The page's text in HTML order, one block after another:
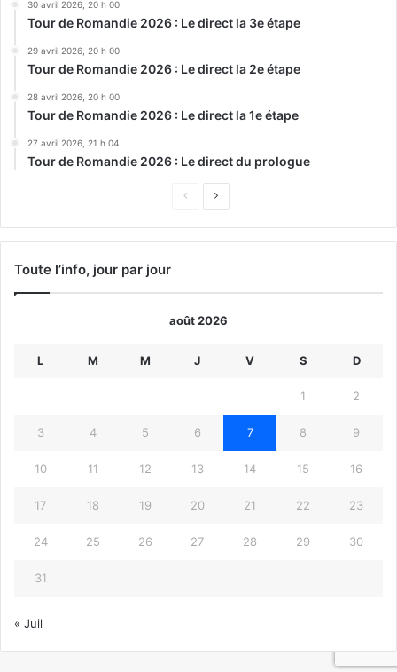
30 avril 2026, 20 h 00
Tour de Romandie 2026 : Le direct la 3e étape
29 avril 2026, 20 h 00
Tour de Romandie 2026 : Le direct la 2e étape
28 avril 2026, 20 h 00
Tour de Romandie 2026 : Le direct la 1e étape
27 avril 2026, 21 h 04
Tour de Romandie 2026 : Le direct du prologue
Page
Page
Toute l’info, jour par jour
août 2026
L M M J V S D
1 2
3 4 5 6 7 8 9
10 11 12 13 14 15 16
17 18 19 20 21 22 23
24 25 26 27 28 29 30
31
« Juil